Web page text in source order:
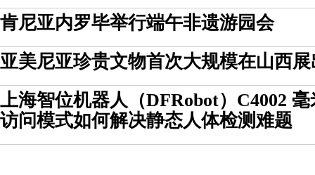
肯尼亚内罗毕举行端午非遗游园会
亚美尼亚珍贵文物首次大规模在山西展
上海智位机器人（DFRobot）C4002
访问模式如何解决静态人体检测难题